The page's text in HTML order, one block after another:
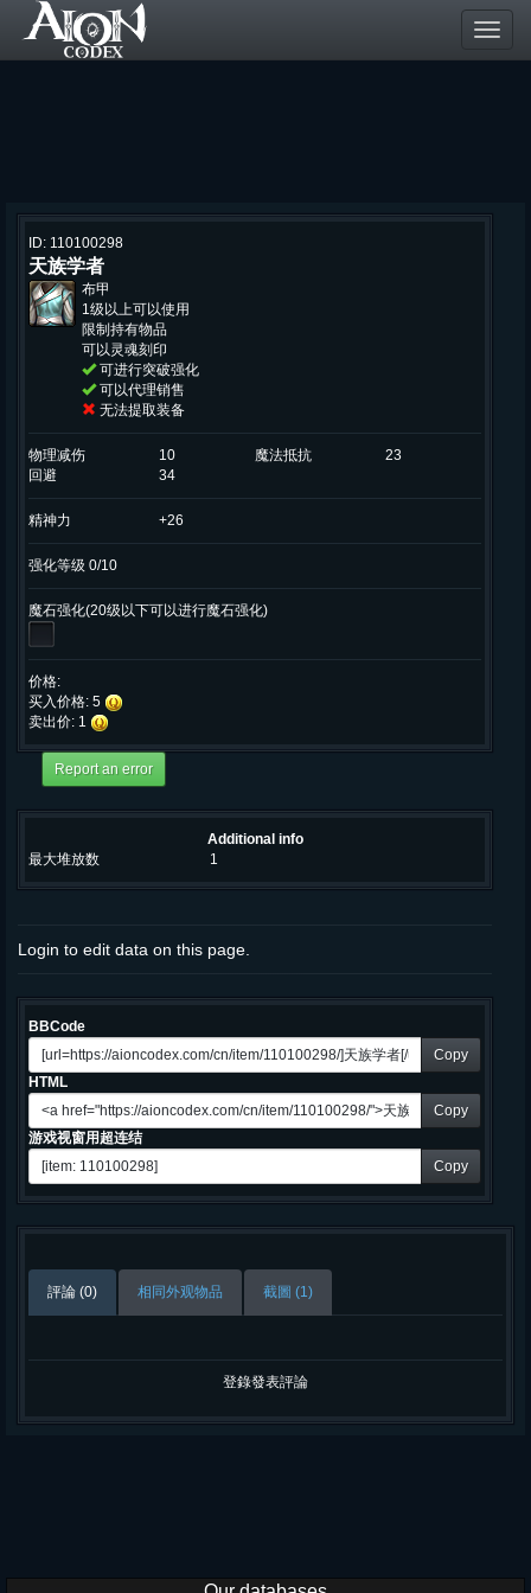
ID: 110100298
天族学者
布甲
1级以上可以使用
限制持有物品
可以灵魂刻印
可进行突破强化
可以代理销售
无法提取装备
物理减伤 10 魔法抵抗
23
回避
34
精神力 +26
强化等级 0/10
魔石强化(20级以下可以进行魔石强化)
价格:
买入价格: 5
卖出价: 1
Additional info
最大堆放数
1
Login to edit data on this page.
BBCode
Copy
HTML
Copy
游戏视窗用超连结
Copy
評論 (0) 相同外观物品 截圖 (1)
登錄發表評論